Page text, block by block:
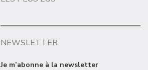
NEWSLETTER
Je m’abonne à la newsletter